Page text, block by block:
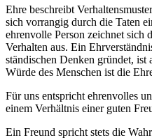
Ehre beschreibt
sich vorrangig durch die Taten
ehrenvolle Person zeichnet sich
Verhalten aus. Ein
ständischen Denken gründet, ist
Würde des Menschen ist die
Für uns entspricht ehrenvolles
einem Verhältnis einer guten
Ein Freund spricht stets die